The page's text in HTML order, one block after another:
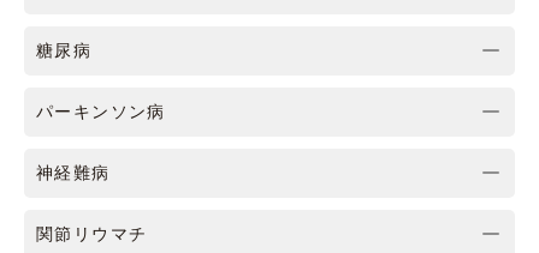
糖尿病
パーキンソン病
神経難病
関節リウマチ